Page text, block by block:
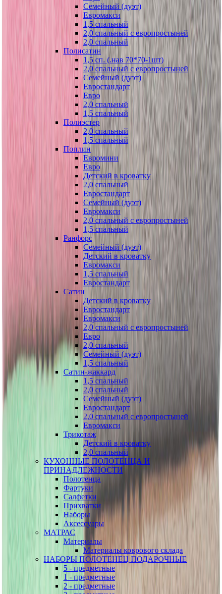
Семейный (дуэт)
Евромакси
1,5 спальный
2,0 спальный с европростыней
2,0 спальный
Полисатин
1,5 сп. (.нав 70*70-1шт)
2,0 спальный с европростыней
Семейный (дуэт)
Евростандарт
Евро
2,0 спальный
1,5 спальный
Полиэстер
2,0 спальный
1,5 спальный
Поплин
Евромини
Евро
Детский в кроватку
2,0 спальный
Евростандарт
Семейный (дуэт)
Евромакси
2,0 спальный с европростыней
1,5 спальный
Ранфорс
Семейный (дуэт)
Детский в кроватку
Евромакси
1,5 спальный
Евростандарт
Сатин
Детский в кроватку
Евростандарт
Евромакси
2,0 спальный с европростыней
Евро
2,0 спальный
Семейный (дуэт)
1,5 спальный
Сатин-жаккард
1,5 спальный
2,0 спальный
Семейный (дуэт)
Евростандарт
2,0 спальный с европростыней
Евромакси
Трикотаж
Детский в кроватку
2,0 спальный
КУХОННЫЕ ПОЛОТЕНЦА И
ПРИНАДЛЕЖНОСТИ
Полотенца
Фартуки
Салфетки
Прихватки
Наборы
Аксессуары
МАТРАС
Материалы
Материалы коврового склада
НАБОРЫ ПОЛОТЕНЕЦ ПОДАРОЧНЫЕ
5 - предметные
1 - предметные
2 - предметные